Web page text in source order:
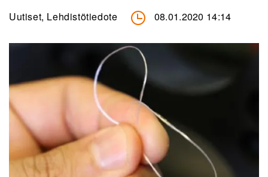
Uutiset, Lehdistötiedote 08.01.2020 14:14